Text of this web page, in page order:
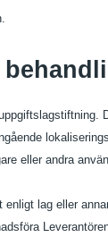
eller andra
lag eller